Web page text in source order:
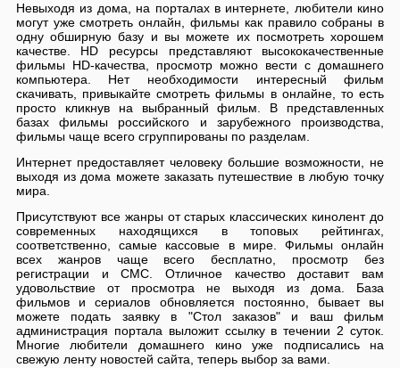
Невыходя из дома, на порталах в интернете, любители кино
могут уже смотреть онлайн, фильмы как правило собраны в
одну обширную базу и вы можете их посмотреть хорошем
качестве. HD ресурсы представляют высококачественные
фильмы HD-качества, просмотр можно вести с домашнего
компьютера. Нет необходимости интересный фильм
скачивать, привыкайте смотреть фильмы в онлайне, то есть
просто кликнув на выбранный фильм. В представленных
базах фильмы российского и зарубежного производства,
фильмы чаще всего сгруппированы по разделам.
Интернет предоставляет человеку большие возможности, не
выходя из дома можете заказать путешествие в любую точку
мира.
Присутствуют все жанры от старых классических кинолент до
современных находящихся в топовых рейтингах,
соответственно, самые кассовые в мире. Фильмы онлайн
всех жанров чаще всего бесплатно, просмотр без
регистрации и СМС. Отличное качество доставит вам
удовольствие от просмотра не выходя из дома. База
фильмов и сериалов обновляется постоянно, бывает вы
можете подать заявку в "Стол заказов" и ваш фильм
администрация портала выложит ссылку в течении 2 суток.
Многие любители домашнего кино уже подписались на
свежую ленту новостей сайта, теперь выбор за вами.